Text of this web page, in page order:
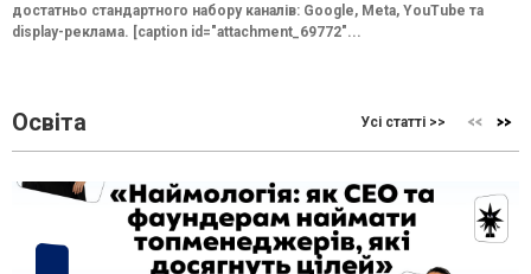
достатньо стандартного набору каналів: Google, Meta, YouTube та
display-реклама. [caption id="attachment_69772"...
Освіта Усі статті >>